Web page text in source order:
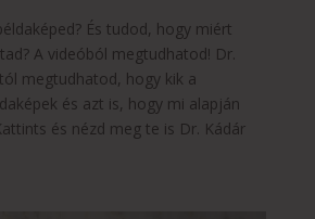
És tudod, hogy miért
A videóból megtudhatod! Dr.
megtudhatod, hogy kik a
és azt is, hogy mi alapján
és nézd meg te is Dr. Kádár